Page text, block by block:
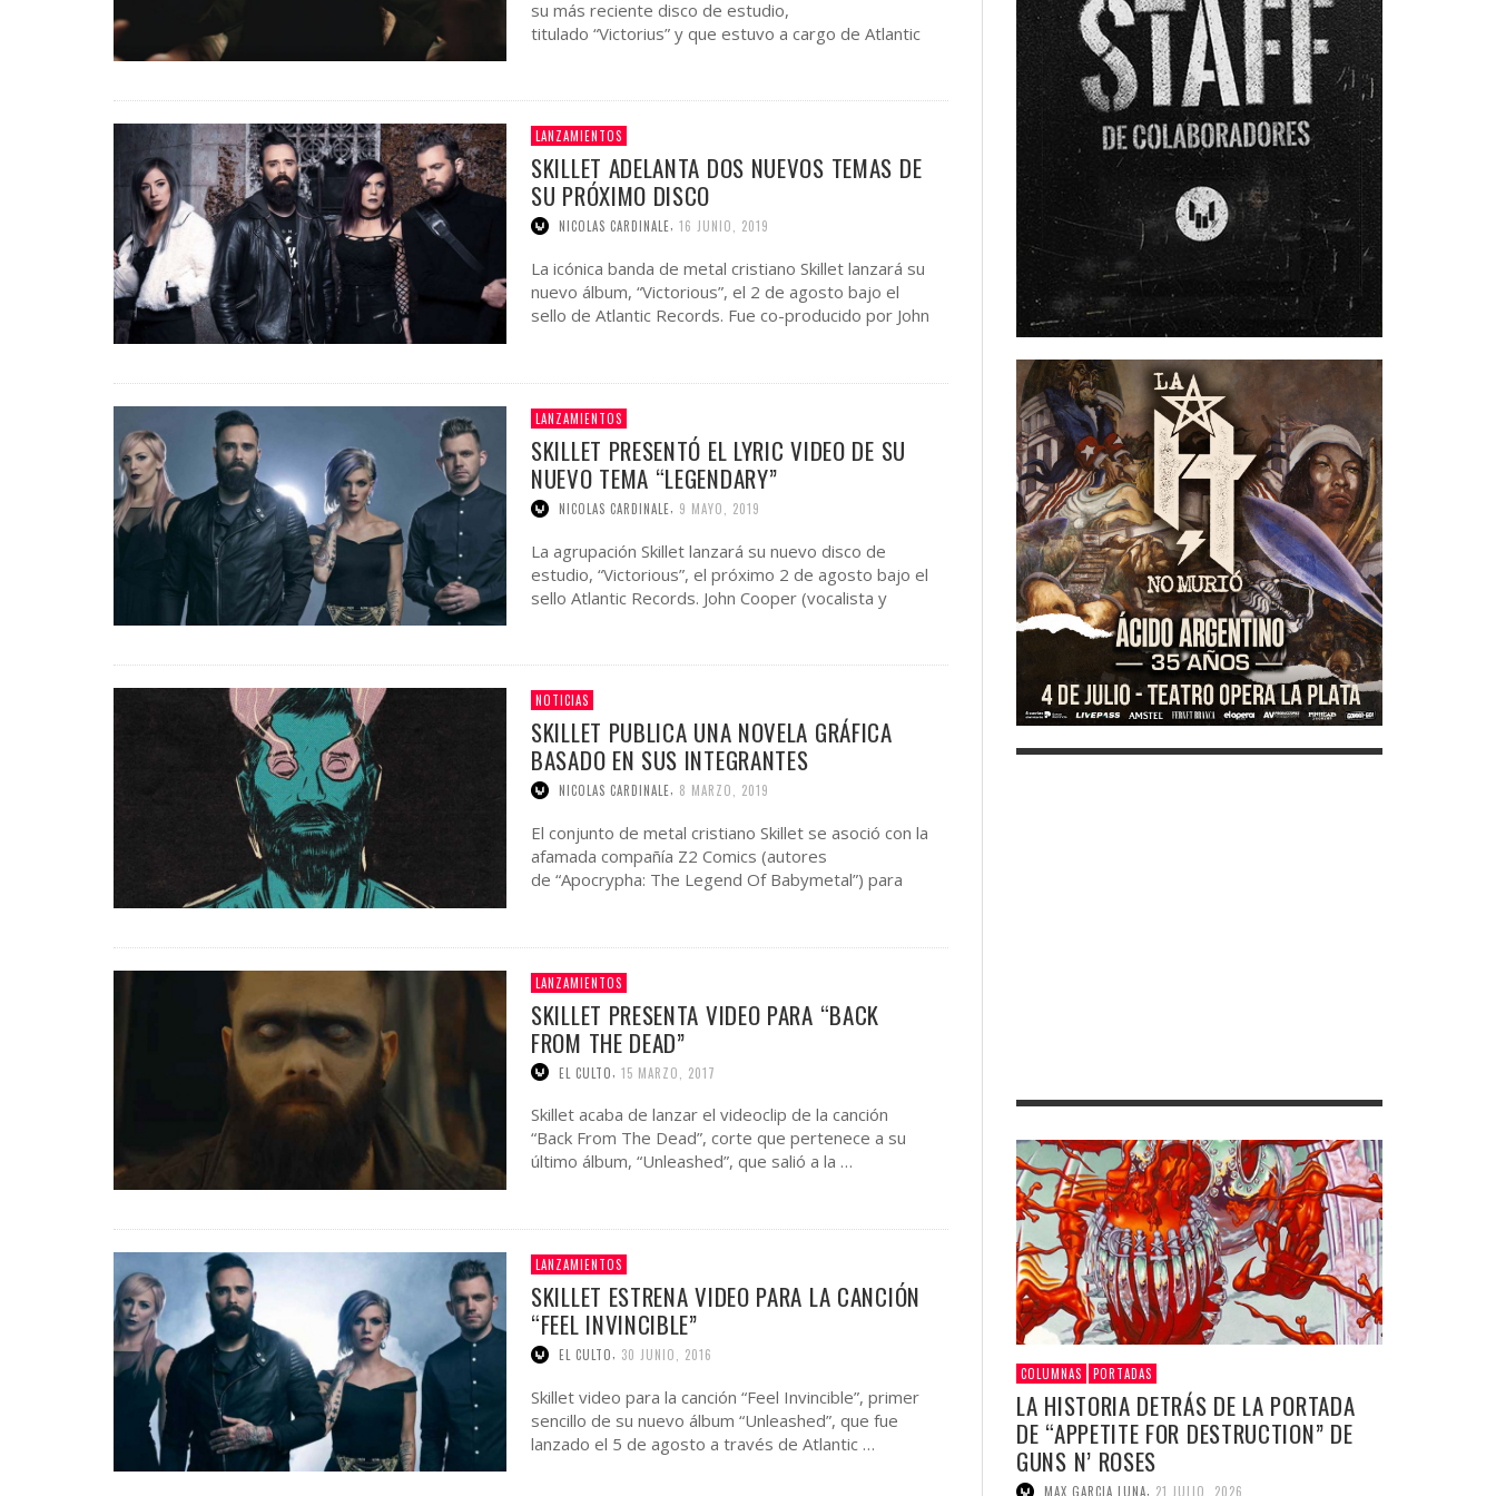
su más reciente disco de estudio,
titulado “Victorius” y que estuvo a cargo de Atlantic
LANZAMIENTOS
SKILLET ADELANTA DOS NUEVOS TEMAS DE
SU PRÓXIMO DISCO
NICOLAS CARDINALE, 16 JUNIO, 2019
La icónica banda de metal cristiano Skillet lanzará su
nuevo álbum, “Victorious”, el 2 de agosto bajo el
sello de Atlantic Records. Fue co-producido por John
LANZAMIENTOS
SKILLET PRESENTÓ EL LYRIC VIDEO DE SU
NUEVO TEMA “LEGENDARY”
NICOLAS CARDINALE 9 MAYO, 2019
La agrupación Skillet lanzará su nuevo disco de
estudio, “Victorious”, el próximo 2 de agosto bajo el
sello Atlantic Records. John Cooper (vocalista y
NOTICIAS
SKILLET PUBLICA UNA NOVELA GRÁFICA
BASADO EN SUS INTEGRANTES
NICOLAS CARDINALE 8 MARZO, 2019
El conjunto de metal cristiano Skillet se asoció con la
afamada compañía Z2 Comics (autores
de “Apocrypha: The Legend Of Babymetal”) para
LANZAMIENTOS
SKILLET PRESENTA VIDEO PARA “BACK
FROM THE DEAD”
EL CULTO 15 MARZO, 2017
Skillet acaba de lanzar el videoclip de la canción
“Back From The Dead”, corte que pertenece a su
último álbum, “Unleashed”, que salió a la …
LANZAMIENTOS
SKILLET ESTRENA VIDEO PARA LA CANCIÓN
“FEEL INVINCIBLE”
EL CULTO 30 JUNIO, 2016
Skillet video para la canción “Feel Invincible”, primer
sencillo de su nuevo álbum “Unleashed”, que fue
lanzado el 5 de agosto a través de Atlantic …
COLUMNAS PORTADAS
LA HISTORIA DETRÁS DE LA PORTADA
DE “APPETITE FOR DESTRUCTION” DE
GUNS N’ ROSES
MAX GARCIA LUNA, 21 JULIO, 2026